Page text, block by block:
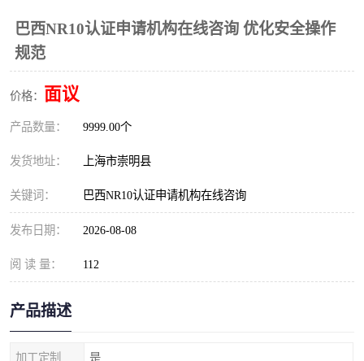
巴西NR10认证申请机构在线咨询 优化安全操作
规范
价格： 面议
产品数量： 9999.00个
发货地址： 上海市崇明县
关键词： 巴西NR10认证申请机构在线咨询
发布日期： 2026-08-08
阅 读 量： 112
产品描述
加工定制 是